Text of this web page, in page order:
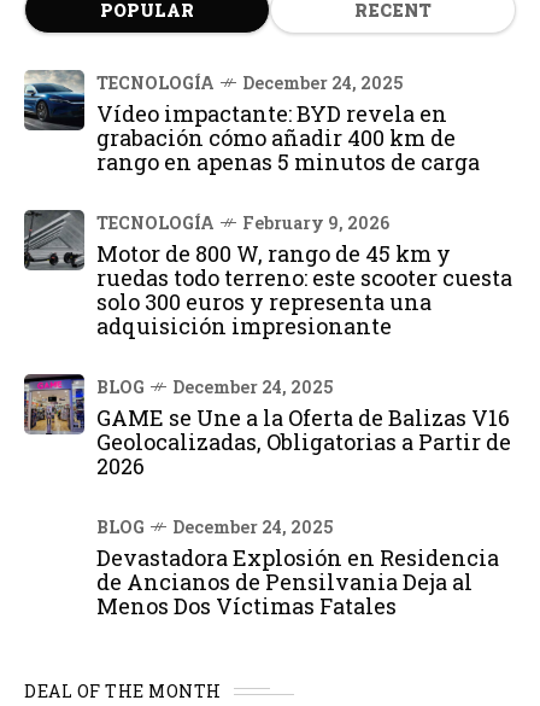
POPULAR RECENT
TECNOLOGÍA December 24, 2025
Vídeo impactante: BYD revela en
grabación cómo añadir 400 km de
rango en apenas 5 minutos de carga
TECNOLOGÍA February 9, 2026
Motor de 800 W, rango de 45 km y
ruedas todo terreno: este scooter cuesta
solo 300 euros y representa una
adquisición impresionante
BLOG December 24, 2025
GAME se Une a la Oferta de Balizas V16
Geolocalizadas, Obligatorias a Partir de
2026
BLOG December 24, 2025
Devastadora Explosión en Residencia
de Ancianos de Pensilvania Deja al
Menos Dos Víctimas Fatales
DEAL OF THE MONTH